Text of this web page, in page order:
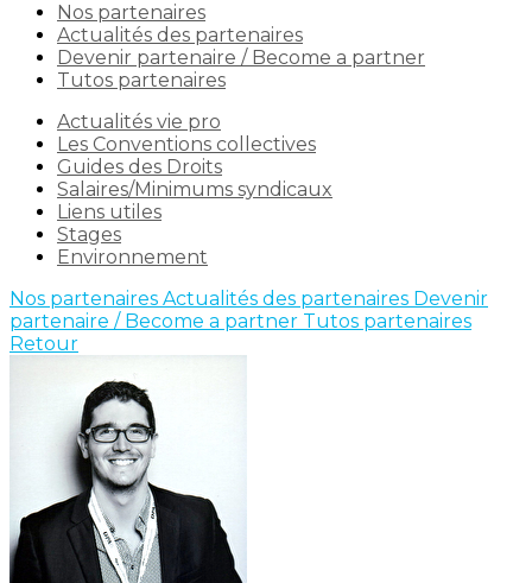
Nos partenaires
Actualités des partenaires
Devenir partenaire / Become a partner
Tutos partenaires
Actualités vie pro
Les Conventions collectives
Guides des Droits
Salaires/Minimums syndicaux
Liens utiles
Stages
Environnement
Nos partenaires Actualités des partenaires Devenir
partenaire / Become a partner Tutos partenaires
Retour